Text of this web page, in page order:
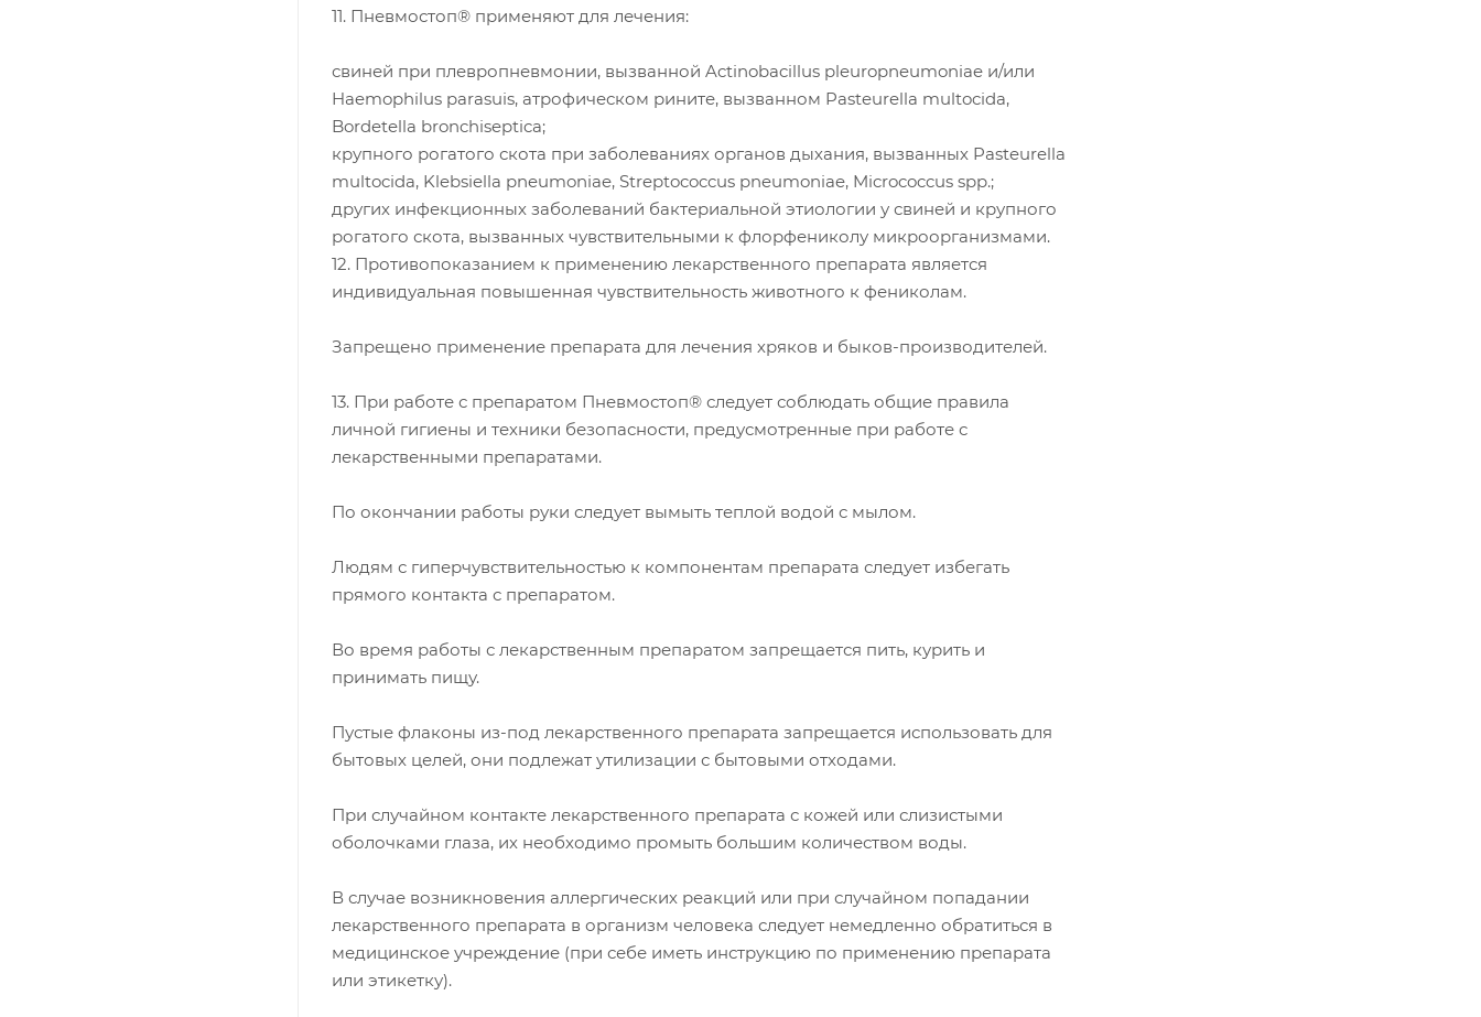
11. Пневмостоп® применяют для лечения:
свиней при плевропневмонии, вызванной Actinobacillus pleuropneumoniae и/или
Haemophilus parasuis, атрофическом рините, вызванном Pasteurella multocida,
Bordetella bronchiseptica;
крупного рогатого скота при заболеваниях органов дыхания, вызванных Pasteurella
multocida, Klebsiella pneumoniae, Streptococcus pneumoniae, Micrococcus spp.;
других инфекционных заболеваний бактериальной этиологии у свиней и крупного
рогатого скота, вызванных чувствительными к флорфениколу микроорганизмами.
12. Противопоказанием к применению лекарственного препарата является
индивидуальная повышенная чувствительность животного к фениколам.
Запрещено применение препарата для лечения хряков и быков-производителей.
13. При работе с препаратом Пневмостоп® следует соблюдать общие правила
личной гигиены и техники безопасности, предусмотренные при работе с
лекарственными препаратами.
По окончании работы руки следует вымыть теплой водой с мылом.
Людям с гиперчувствительностью к компонентам препарата следует избегать
прямого контакта с препаратом.
Во время работы с лекарственным препаратом запрещается пить, курить и
принимать пищу.
Пустые флаконы из-под лекарственного препарата запрещается использовать для
бытовых целей, они подлежат утилизации с бытовыми отходами.
При случайном контакте лекарственного препарата с кожей или слизистыми
оболочками глаза, их необходимо промыть большим количеством воды.
В случае возникновения аллергических реакций или при случайном попадании
лекарственного препарата в организм человека следует немедленно обратиться в
медицинское учреждение (при себе иметь инструкцию по применению препарата
или этикетку).